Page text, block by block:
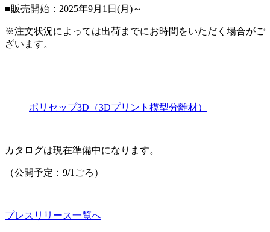
■販売開始：2025年9月1日(月)～
※注文状況によっては出荷までにお時間をいただく場合がご
ざいます。
ポリセップ3D（3Dプリント模型分離材）
カタログは現在準備中になります。
（公開予定：9/1ごろ）
プレスリリース一覧へ